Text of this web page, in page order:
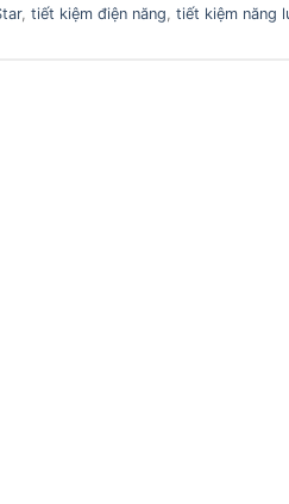
, tiết kiệm điện năng tiết kiệm năng